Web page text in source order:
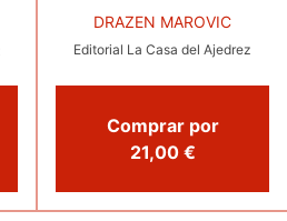
DRAZEN MAROVIC
Editorial La Casa del Ajedrez
Comprar por
21,00 €